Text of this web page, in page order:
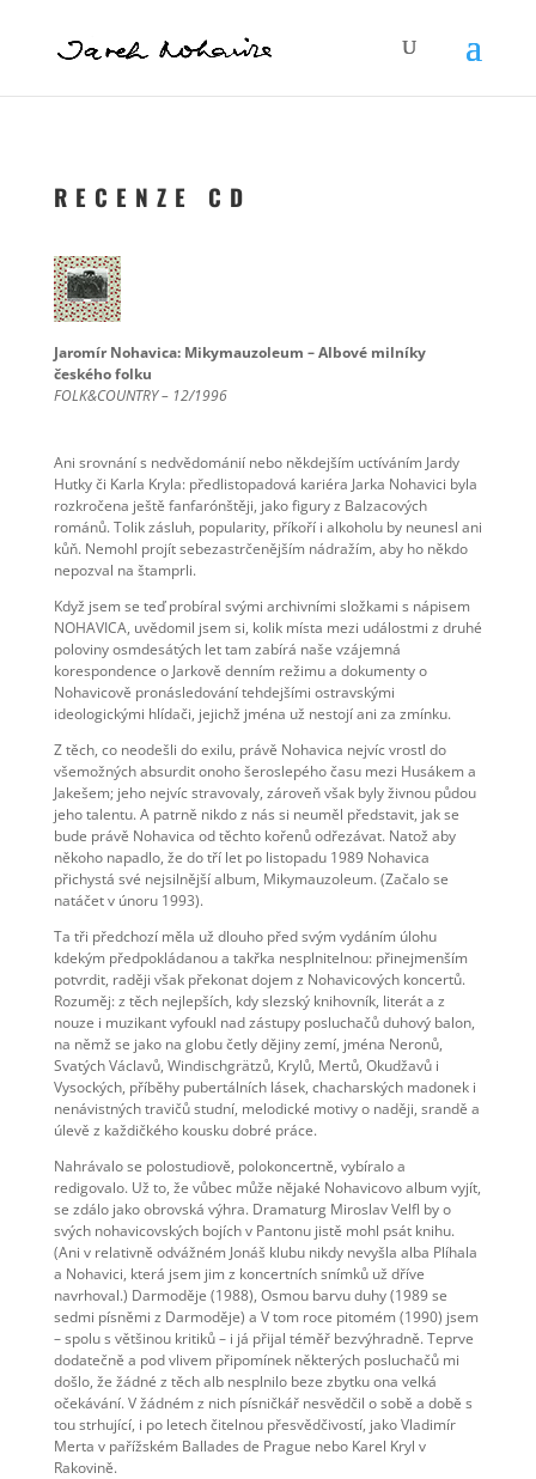
R E C E N Z E C D
Jaromír Nohavica: Mikymauzoleum – Albové milníky
českého folku
FOLK&COUNTRY – 12/1996
Ani srovnání s nedvědománií nebo někdejším uctíváním Jardy
Hutky či Karla Kryla: předlistopadová kariéra Jarka Nohavici byla
rozkročena ještě fanfarónštěji, jako figury z Balzacových
románů. Tolik zásluh, popularity, příkoří i alkoholu by neunesl ani
kůň. Nemohl projít sebezastrčenějším nádražím, aby ho někdo
nepozval na štamprli.
Když jsem se teď probíral svými archivními složkami s nápisem
NOHAVICA, uvědomil jsem si, kolik místa mezi událostmi z druhé
poloviny osmdesátých let tam zabírá naše vzájemná
korespondence o Jarkově denním režimu a dokumenty o
Nohavicově pronásledování tehdejšími ostravskými
ideologickými hlídači, jejichž jména už nestojí ani za zmínku.
Z těch, co neodešli do exilu, právě Nohavica nejvíc vrostl do
všemožných absurdit onoho šeroslepého času mezi Husákem a
Jakešem; jeho nejvíc stravovaly, zároveň však byly živnou půdou
jeho talentu. A patrně nikdo z nás si neuměl představit, jak se
bude právě Nohavica od těchto kořenů odřezávat. Natož aby
někoho napadlo, že do tří let po listopadu 1989 Nohavica
přichystá své nejsilnější album, Mikymauzoleum. (Začalo se
natáčet v únoru 1993).
Ta tři předchozí měla už dlouho před svým vydáním úlohu
kdekým předpokládanou a takřka nesplnitelnou: přinejmenším
potvrdit, raději však překonat dojem z Nohavicových koncertů.
Rozuměj: z těch nejlepších, kdy slezský knihovník, literát a z
nouze i muzikant vyfoukl nad zástupy posluchačů duhový balon,
na němž se jako na globu četly dějiny zemí, jména Neronů,
Svatých Václavů, Windischgrätzů, Krylů, Mertů, Okudžavů i
Vysockých, příběhy pubertálních lásek, chacharských madonek i
nenávistných travičů studní, melodické motivy o naději, srandě a
úlevě z každičkého kousku dobré práce.
Nahrávalo se polostudiově, polokoncertně, vybíralo a
redigovalo. Už to, že vůbec může nějaké Nohavicovo album vyjít,
se zdálo jako obrovská výhra. Dramaturg Miroslav Velfl by o
svých nohavicovských bojích v Pantonu jistě mohl psát knihu.
(Ani v relativně odvážném Jonáš klubu nikdy nevyšla alba Plíhala
a Nohavici, která jsem jim z koncertních snímků už dříve
navrhoval.) Darmoděje (1988), Osmou barvu duhy (1989 se
sedmi písněmi z Darmoděje) a V tom roce pitomém (1990) jsem
– spolu s většinou kritiků – i já přijal téměř bezvýhradně. Teprve
dodatečně a pod vlivem připomínek některých posluchačů mi
došlo, že žádné z těch alb nesplnilo beze zbytku ona velká
očekávání. V žádném z nich písničkář nesvědčil o sobě a době s
tou strhující, i po letech čitelnou přesvědčivostí, jako Vladimír
Merta v pařížském Ballades de Prague nebo Karel Kryl v
Rakovině.